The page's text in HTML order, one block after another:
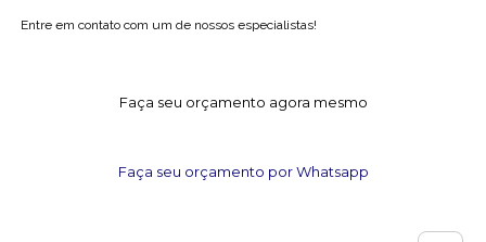
Entre em contato com um de nossos especialistas!
Faça seu orçamento agora mesmo
Faça seu orçamento por Whatsapp